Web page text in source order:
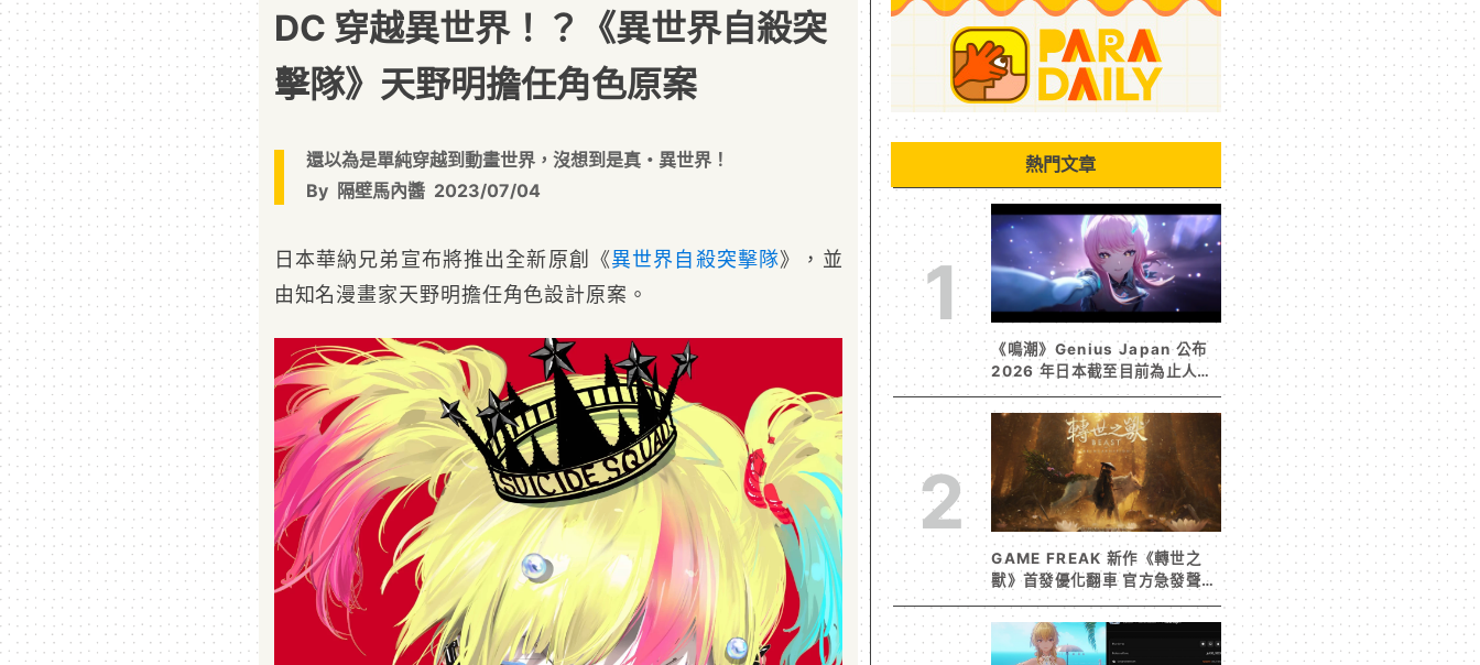
DC 穿越異世界！？《異世界自殺突
擊隊》天野明擔任角色原案
還以為是單純穿越到動畫世界，沒想到是真・異世界！
By 隔壁馬內醬 2023/07/04
日本華納兄弟宣布將推出全新原創《異世界 自殺突擊隊》，並
由知名漫畫家天野明擔任角色設計原案。
熱門文章
1
《鳴潮》Genius Japan 公布
2026 年日本截至目前為止人氣
歌單《遠航星的告別》&《自無
垠處歸航之星》入榜
2
GAME FREAK 新作《轉世之
獸》首發優化翻車 官方急發聲明
承諾提供大量更新彌補